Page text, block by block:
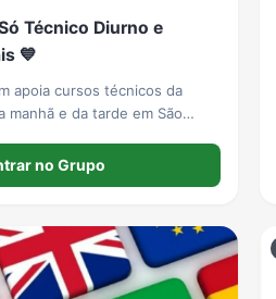
Técnico Diurno e
💙
apoia cursos técnicos da
manhã e da tarde em São
assinados e propostas de
Todos são bem-vindos, com
no Grupo